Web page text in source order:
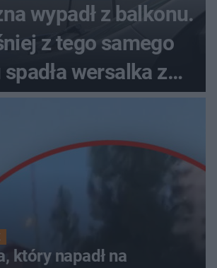
wypadł z balkonu.
z tego samego
wersalka z
pościelą
który napadł na